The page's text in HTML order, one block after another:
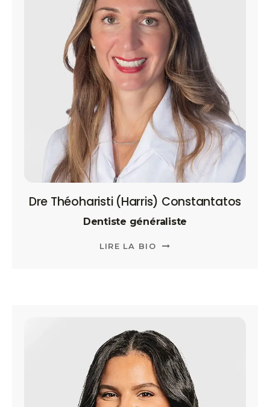
Dre Théoharisti (Harris) Constantatos
Dentiste généraliste
LIRE LA BIO